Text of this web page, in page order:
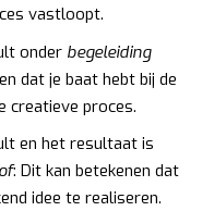
vastloopt.
onder begeleiding
dat je baat hebt bij de
creatieve proces.
en het resultaat is
: Dit kan betekenen dat
idee te realiseren.